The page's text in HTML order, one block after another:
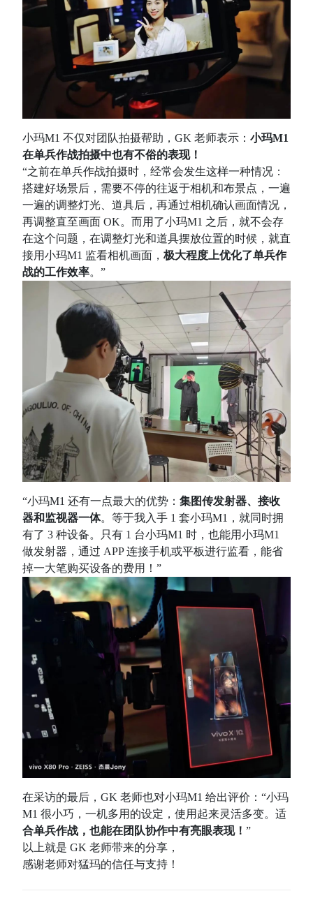
小玛M1 不仅对团队拍摄帮助，GK 老师表示： 小玛M1
在单兵作战拍摄中也有不俗的表现！
“之前在单兵作战拍摄时，经常会发生这样一种情况：
搭建好场景后，需要不停的往返于相机和布景点，一遍
一遍的调整灯光、道具后，再通过相机确认画面情况，
再调整直至画面 OK。而用了小玛M1 之后，就不会存
在这个问题，在调整灯光和道具摆放位置的时候，就直
接用小玛M1 监看相机画面， 极大程度上优化了单兵作
战的工作效率。”
“小玛M1 还有一点最大的优势： 集图传发射器、接收
器和监视器一体。等于我入手 1 套小玛M1，就同时拥
有了 3 种设备。只有 1 台小玛M1 时，也能用小玛M1
做发射器，通过 APP 连接手机或平板进行监看，能省
掉一大笔购买设备的费用！”
在采访的最后，GK 老师也对小玛M1 给出评价：“小玛
M1 很小巧，一机多用的设定，使用起来灵活多变。适
合单兵作战，也能在团队协作中有亮眼表现！ ”
以上就是 GK 老师带来的分享，
感谢老师对猛玛的信任与支持！